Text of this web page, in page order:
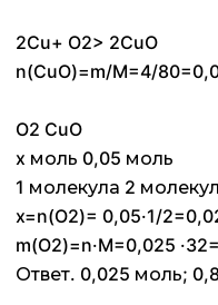
2Cu+ O2> 2CuO
n(CuO)=m/M=4/
O2 CuO
x моль 0,05 моль
1 молекула 2
x=n(O2)= 0,05·1/
m(O2)=n·M=0,025
Ответ. 0,025 моль;